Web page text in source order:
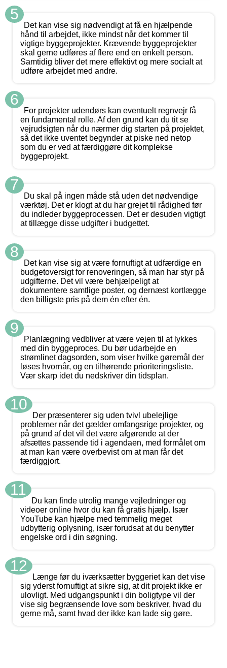
5
Det kan vise sig nødvendigt at få en hjælpende
hånd til arbejdet, ikke mindst når det kommer til
vigtige byggeprojekter. Krævende byggeprojekter
skal gerne udføres af flere end en enkelt person.
Samtidig bliver det mere effektivt og mere socialt at
udføre arbejdet med andre.
6
For projekter udendørs kan eventuelt regnvejr få
en fundamental rolle. Af den grund kan du tit se
vejrudsigten når du nærmer dig starten på projektet,
så det ikke uventet begynder at piske ned netop
som du er ved at færdiggøre dit komplekse
byggeprojekt.
7
Du skal på ingen måde stå uden det nødvendige
værktøj. Det er klogt at du har grejet til rådighed før
du indleder byggeprocessen. Det er desuden vigtigt
at tillægge disse udgifter i budgettet.
8
Det kan vise sig at være fornuftigt at udfærdige en
budgetoversigt for renoveringen, så man har styr på
udgifterne. Det vil være behjælpeligt at
dokumentere samtlige poster, og dernæst kortlægge
den billigste pris på dem én efter én.
9
Planlægning vedbliver at være vejen til at lykkes
med din byggeproces. Du bør udarbejde en
strømlinet dagsorden, som viser hvilke gøremål der
løses hvornår, og en tilhørende prioriteringsliste.
Vær skarp idet du nedskriver din tidsplan.
10
Der præsenterer sig uden tvivl ubelejlige
problemer når det gælder omfangsrige projekter, og
på grund af det vil det være afgørende at der
afsættes passende tid i agendaen, med formålet om
at man kan være overbevist om at man får det
færdiggjort.
11
Du kan finde utrolig mange vejledninger og
videoer online hvor du kan få gratis hjælp. Især
YouTube kan hjælpe med temmelig meget
udbytterig oplysning, især forudsat at du benytter
engelske ord i din søgning.
12
Længe før du iværksætter byggeriet kan det vise
sig yderst fornuftigt at sikre sig, at dit projekt ikke er
ulovligt. Med udgangspunkt i din boligtype vil der
vise sig begrænsende love som beskriver, hvad du
gerne må, samt hvad der ikke kan lade sig gøre.